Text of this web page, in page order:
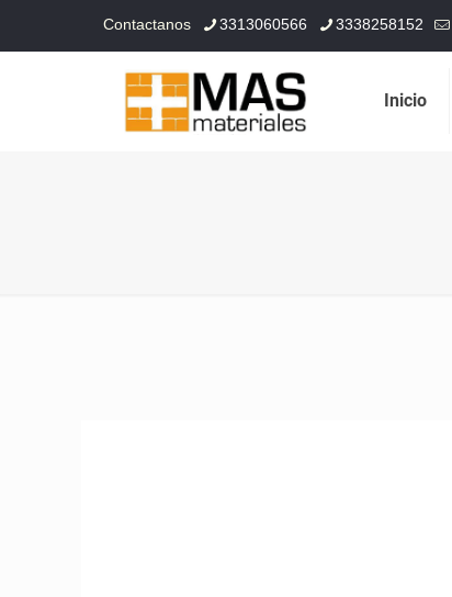
Contactanos 3313060566 3338258152
Inicio